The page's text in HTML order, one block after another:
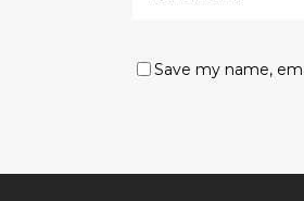
Save my name,